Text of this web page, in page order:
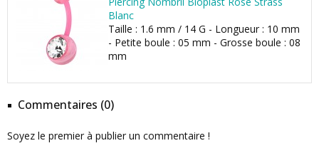
Blanc
Taille : 1.6 mm / 14 G - Longueur : 10 mm
- Petite boule : 05 mm - Grosse boule : 08
mm
Commentaires (0)
Soyez le premier à publier un commentaire !